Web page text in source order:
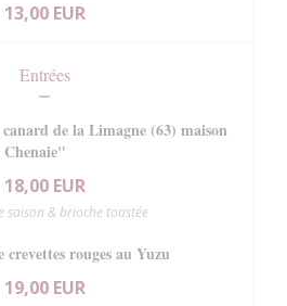
13,00 EUR
Entrées
de la Limagne (63) maison
18,00 EUR
saison & brioche toastée
crevettes rouges au Yuzu
19,00 EUR